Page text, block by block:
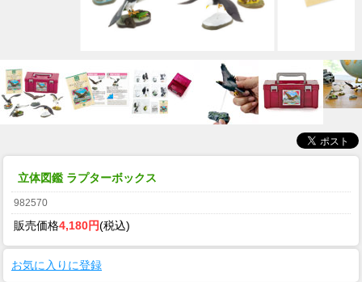
立体図鑑 ラプターボックス
982570
販売価格4,180円(税込)
お気に入りに登録